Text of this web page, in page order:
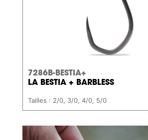
7286B-BESTIA+
LA BESTIA + BARBLESS
Tailles : 2/0, 3/0, 4/0, 5/0